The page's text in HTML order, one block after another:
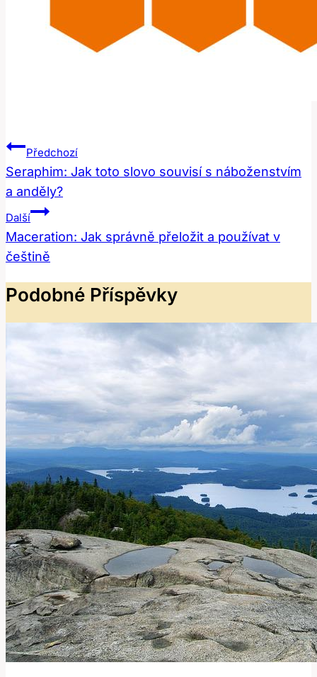
Navigace
Pro
Příspěvek
Předchozí
Seraphim: Jak toto slovo souvisí s náboženstvím
a anděly?
Další
Maceration: Jak správně přeložit a používat v
češtině
Podobné Příspěvky